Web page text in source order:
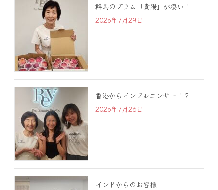
群馬のプラム「貴陽」が凄い！
2026年7月29日
香港からインフルエンサー！？
2026年7月26日
インドからのお客様